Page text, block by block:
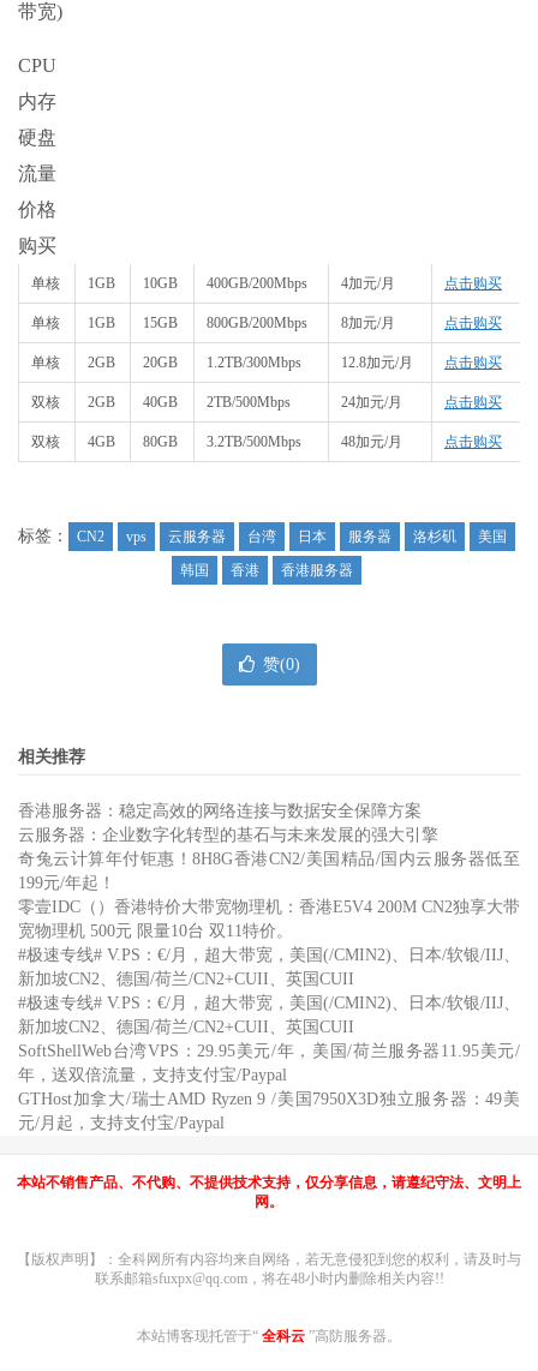
带宽)
CPU
内存
硬盘
流量
价格
购买
单核 1GB 10GB 400GB/200Mbps 4加元/月 点击购买
单核 1GB 15GB 800GB/200Mbps 8加元/月 点击购买
单核 2GB 20GB 1.2TB/300Mbps 12.8加元/月 点击购买
双核 2GB 40GB 2TB/500Mbps 24加元/月 点击购买
双核 4GB 80GB 3.2TB/500Mbps 48加元/月 点击购买
标签： CN2 vps 云服务器 台湾 日本 服务器 洛杉矶
美国
韩国
香港 香港服务器
赞(0)
相关推荐
香港服务器：稳定高效的网络连接与数据安全保障方案
云服务器：企业数字化转型的基石与未来发展的强大引擎
奇兔云计算年付钜惠！8H8G香港CN2/美国精品/国内云服务器低至
199元/年起！
零壹IDC（）香港特价大带宽物理机：香港E5V4 200M CN2独享大带
宽物理机 500元 限量10台 双11特价。
#极速专线# V.PS：€/月，超大带宽，美国(/CMIN2)、日本/软银/IIJ、
新加坡CN2、德国/荷兰/CN2+CUII、英国CUII
#极速专线# V.PS：€/月，超大带宽，美国(/CMIN2)、日本/软银/IIJ、
新加坡CN2、德国/荷兰/CN2+CUII、英国CUII
SoftShellWeb台湾VPS：29.95美元/年，美国/荷兰服务器11.95美元/
年，送双倍流量，支持支付宝/Paypal
GTHost加拿大/瑞士AMD Ryzen 9 /美国7950X3D独立服务器：49美
元/月起，支持支付宝/Paypal
本站不销售产品、不代购、不提供技术支持，仅分享信息，请遵纪守法、文明上
网。
【版权声明】：全科网所有内容均来自网络，若无意侵犯到您的权利，请及时与
联系邮箱sfuxpx@qq.com，将在48小时内删除相关内容!!
本站博客现托管于“ 全科云 ”高防服务器。